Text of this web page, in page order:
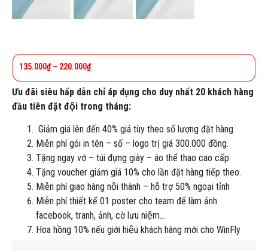
135.000₫ – 220.000₫
Ưu đãi siêu hấp dẫn chỉ áp dụng cho duy nhất 20 khách hàng
đầu tiên đặt đội trong tháng:
Giảm giá lên đến 40% giá tùy theo số lượng đặt hàng
Miễn phí gói in tên – số – logo trị giá 300.000 đồng.
Tặng ngay vớ – túi đựng giày – áo thể thao cao cấp
Tặng voucher giảm giá 10% cho lần đặt hàng tiếp theo.
Miễn phí giao hàng nội thành – hỗ trợ 50% ngoại tỉnh
Miễn phí thiết kế 01 poster cho team để làm ảnh
facebook, tranh, ảnh, cờ lưu niệm…
Hoa hồng 10% nếu giới hiệu khách hàng mới cho WinFly